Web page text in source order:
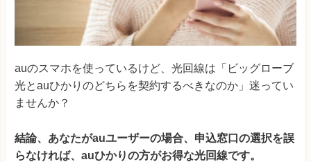
auのスマホを使っているけど、光回線は「ビッグローブ
光とauひかりのどちらを契約するべきなのか」迷ってい
ませんか？
結論、あなたがauユーザーの場合、申込窓口の選択を誤
らなければ、auひかりの方がお得な光回線です。